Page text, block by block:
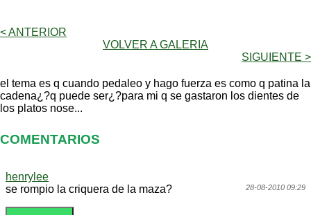
< ANTERIOR
VOLVER A GALERIA
SIGUIENTE >
el tema es q cuando pedaleo y hago fuerza es como q patina la
cadena¿?q puede ser¿?para mi q se gastaron los dientes de
los platos nose...
COMENTARIOS
henrylee
28-08-2010 09:29
se rompio la criquera de la maza?